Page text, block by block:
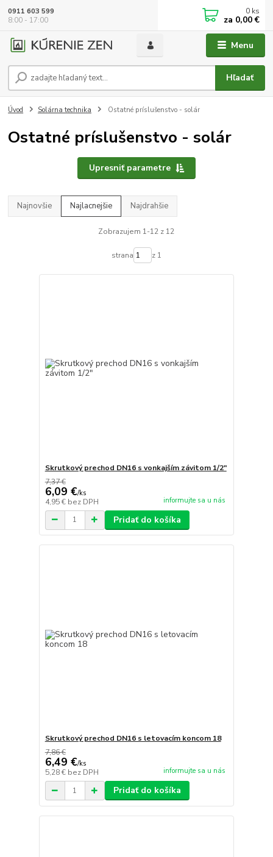
Menu
Hľadať
0911 603 599
8:00 - 17:00
0 ks
za 0,00 €
Úvod Solárna technika Ostatné príslušenstvo - solár
Ostatné príslušenstvo - solár
Upresniť parametre
Najnovšie Najlacnejšie Najdrahšie
Zobrazujem 1-12 z 12
strana z 1
Skrutkový prechod DN16 s vonkajším závitom 1/2"
7,37 €
6,09 €/ks
4,95 € bez DPH informujte sa u nás
Pridať do košíka
Skrutkový prechod DN16 s letovacím koncom 18
7,86 €
6,49 €/ks
5,28 € bez DPH informujte sa u nás
Pridať do košíka